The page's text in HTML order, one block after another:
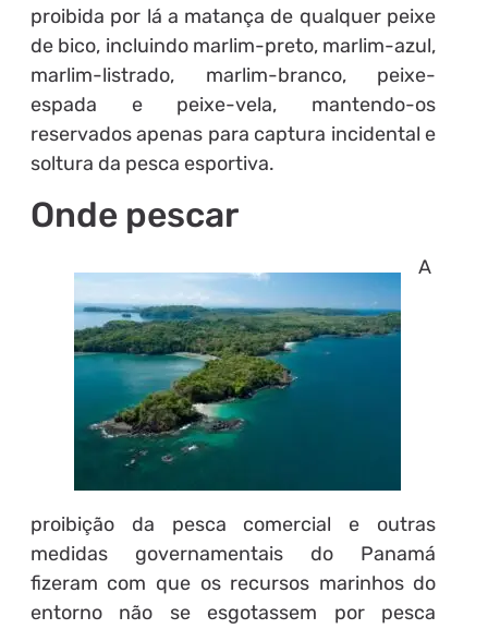
proibida por lá a matança de qualquer peixe
de bico, incluindo marlim-preto, marlim-azul,
marlim-listrado, marlim-branco, peixe-
espada e peixe-vela, mantendo-os
reservados apenas para captura incidental e
soltura da pesca esportiva.
Onde pescar
A
proibição da pesca comercial e outras
medidas governamentais do Panamá
fizeram com que os recursos marinhos do
entorno não se esgotassem por pesca